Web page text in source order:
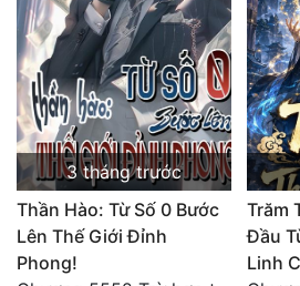
3 tháng trước
Thần Hào: Từ Số 0 Bước
Lên Thế Giới Đỉnh
Phong!
Trăm
Đầu
Linh